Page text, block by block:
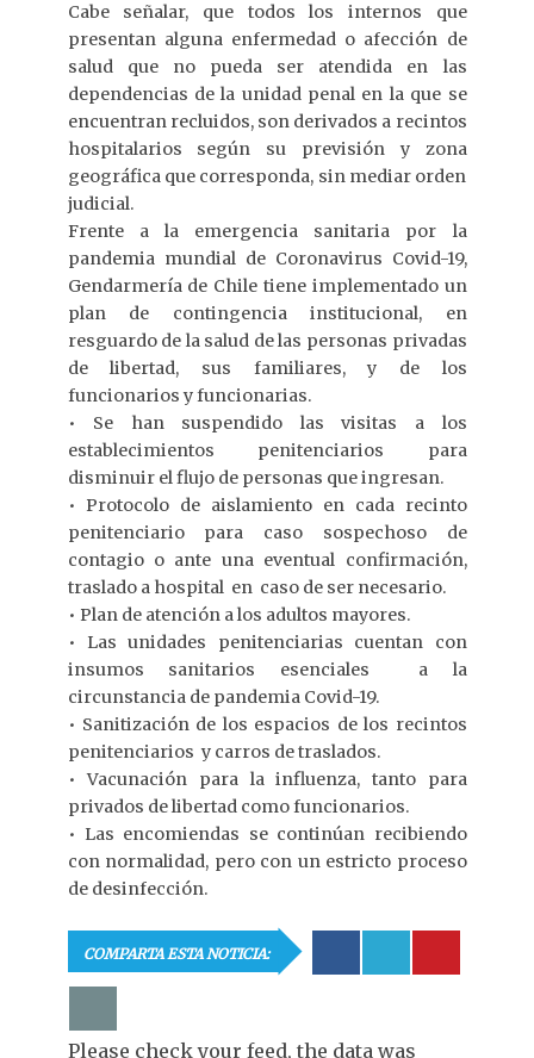
Cabe señalar, que todos los internos que
presentan alguna enfermedad o afección de
salud que no pueda ser atendida en las
dependencias de la unidad penal en la que se
encuentran recluidos, son derivados a recintos
hospitalarios según su previsión y zona
geográfica que corresponda, sin mediar orden
judicial.
Frente a la emergencia sanitaria por la
pandemia mundial de Coronavirus Covid-19,
Gendarmería de Chile tiene implementado un
plan de contingencia institucional, en
resguardo de la salud de las personas privadas
de libertad, sus familiares, y de los
funcionarios y funcionarias.
• Se han suspendido las visitas a los
establecimientos penitenciarios para
disminuir el flujo de personas que ingresan.
• Protocolo de aislamiento en cada recinto
penitenciario para caso sospechoso de
contagio o ante una eventual confirmación,
traslado a hospital en caso de ser necesario.
• Plan de atención a los adultos mayores.
• Las unidades penitenciarias cuentan con
insumos sanitarios esenciales a la
circunstancia de pandemia Covid-19.
• Sanitización de los espacios de los recintos
penitenciarios y carros de traslados.
• Vacunación para la influenza, tanto para
privados de libertad como funcionarios.
• Las encomiendas se continúan recibiendo
con normalidad, pero con un estricto proceso
de desinfección.
COMPARTA ESTA NOTICIA:
Please check your feed, the data was